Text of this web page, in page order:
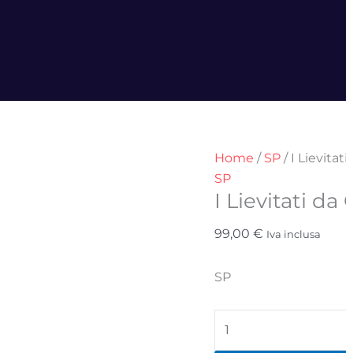
Home / SP / I
SP
I Lievitati da
99,00 € Iva inclusa
SP